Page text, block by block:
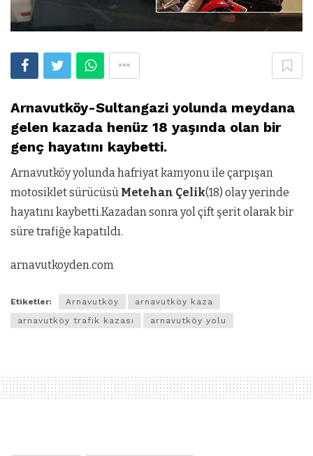
Arnavutköy-Sultangazi yolunda meydana
gelen kazada henüz 18 yaşında olan bir
genç hayatını kaybetti.
Arnavutköy yolunda hafriyat kamyonu ile çarpışan
motosiklet sürücüsü Metehan Çelik(18) olay yerinde
hayatını kaybetti.Kazadan sonra yol çift şerit olarak bir
süre trafiğe kapatıldı.
arnavutkoyden.com
Etiketler: Arnavutköy
arnavutköy kaza
arnavutköy trafik kazası
arnavutköy yolu